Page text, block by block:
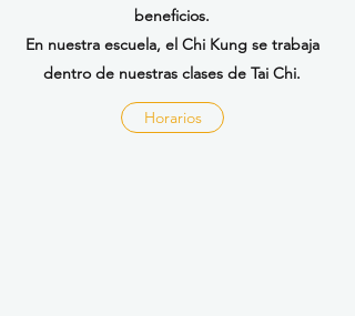
beneficios.
En nuestra escuela, el Chi Kung se trabaja
dentro de nuestras clases de Tai Chi.
Horarios